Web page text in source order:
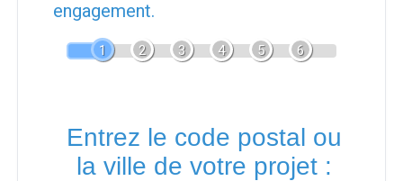
engagement.
1 2 3 4 5 6
Entrez le code postal ou
la ville de votre projet :